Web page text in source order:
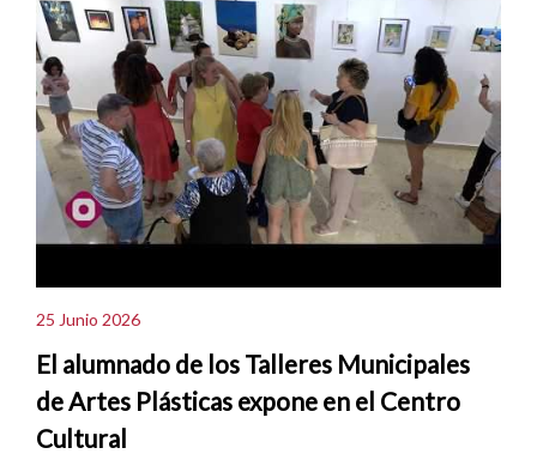
25 Junio 2026
El alumnado de los Talleres Municipales
de Artes Plásticas expone en el Centro
Cultural